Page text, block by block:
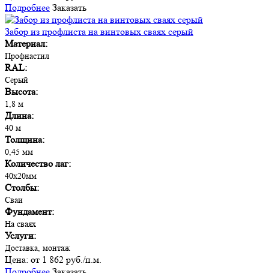
Подробнее Заказать
Забор из профлиста на винтовых сваях серый
Материал:
Профнастил
RAL:
Серый
Высота:
1,8 м
Длина:
40 м
Толщина:
0,45 мм
Количество лаг:
40х20мм
Столбы:
Сваи
Фундамент:
На сваях
Услуги:
Доставка, монтаж
Цена: от 1 862 руб./п.м.